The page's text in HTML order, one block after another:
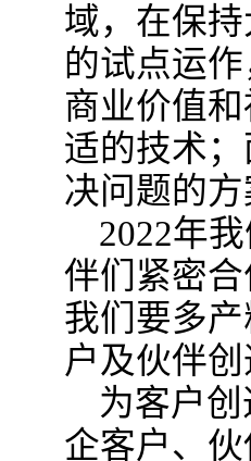
域，在保
的试点运
商业价值
适的技术
决问题的
2022年
伴们紧密
我们要多
户及伙伴
为客户
企客户、